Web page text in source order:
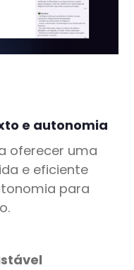
e autonomia
oferecer uma
e eficiente
para